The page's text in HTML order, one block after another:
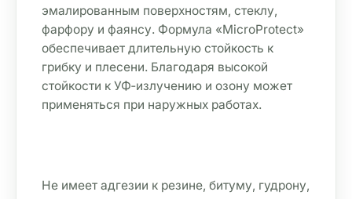
эмалированным поверхностям, стеклу,
фарфору и фаянсу. Формула «MicroProtect»
обеспечивает длительную стойкость к
грибку и плесени. Благодаря высокой
стойкости к УФ‑излучению и озону может
применяться при наружных работах.
Не имеет адгезии к резине, битуму, гудрону,